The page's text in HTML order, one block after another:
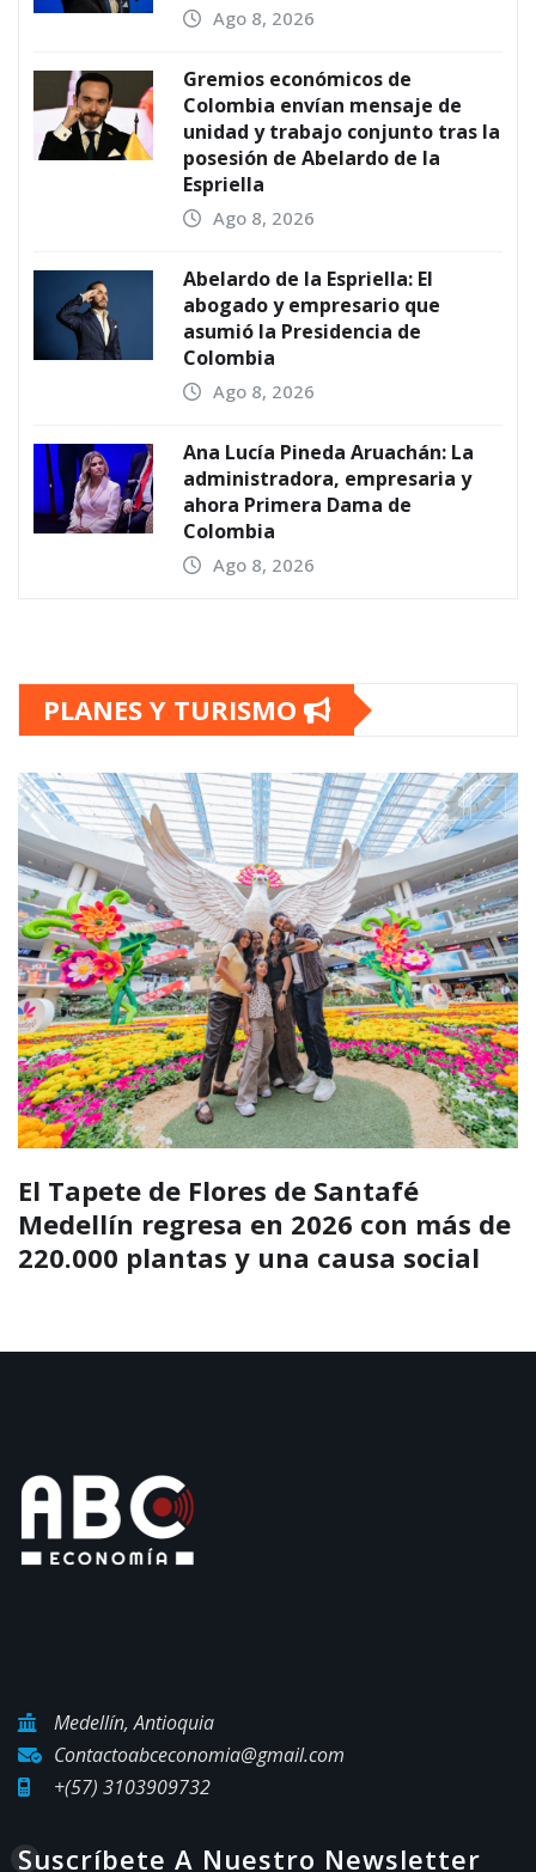
Ago 8, 2026
Gremios económicos de
Colombia envían mensaje de
unidad y trabajo conjunto tras la
posesión de Abelardo de la
Espriella
Ago 8, 2026
Abelardo de la Espriella: El
abogado y empresario que
asumió la Presidencia de
Colombia
Ago 8, 2026
Ana Lucía Pineda Aruachán: La
administradora, empresaria y
ahora Primera Dama de
Colombia
Ago 8, 2026
PLANES Y TURISMO
El Tapete de Flores de Santafé
Medellín regresa en 2026 con más de
220.000 plantas y una causa social
Medellín, Antioquia
Contactoabceconomia@gmail.com
+(57) 3103909732
Suscríbete A Nuestro Newsletter